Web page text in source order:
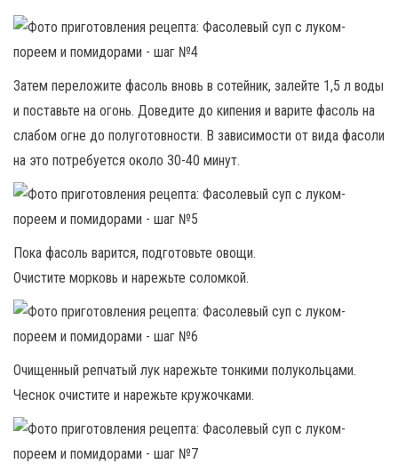
Затем переложите фасоль вновь в сотейник, залейте 1,5 л воды
и поставьте на огонь. Доведите до кипения и варите фасоль на
слабом огне до полуготовности. В зависимости от вида фасоли
на это потребуется около 30-40 минут.
Пока фасоль варится, подготовьте овощи.
Очистите морковь и нарежьте соломкой.
Очищенный репчатый лук нарежьте тонкими полукольцами.
Чеснок очистите и нарежьте кружочками.